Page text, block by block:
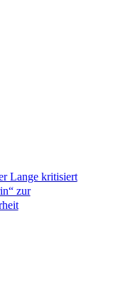
Lange kritisiert
zur